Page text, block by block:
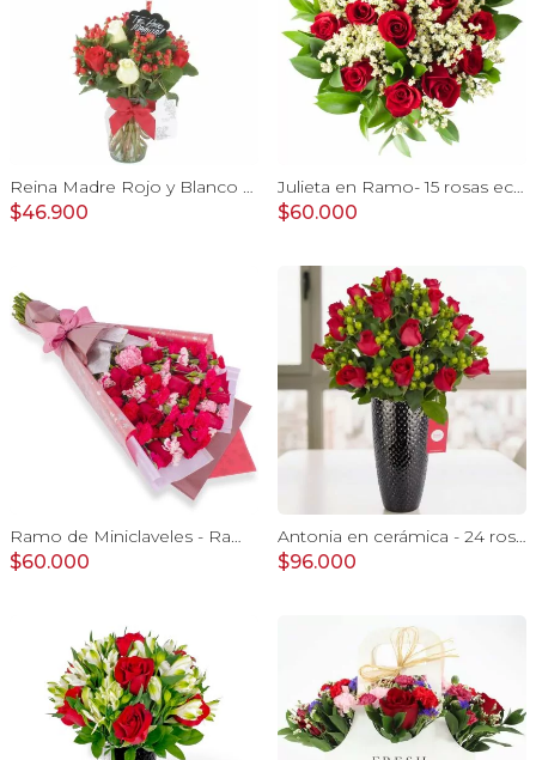
Reina Madre Rojo y Blanco - Florero con 9 rosas e hypericum, globo y pizarra
$46.900
Julieta en Ramo- 15 rosas ecuatorianas rojo y limonium
$60.000
Ramo de Miniclaveles - Ramo de flores extendido con miniclaveles y rosas rojas
$60.000
Antonia en cerámica - 24 rosas ecuatorianas rojo e hypericum
$96.000